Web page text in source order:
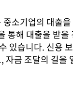
중소기업의 대출
통해 대출을 받을
있습니다. 신용
자금 조달의 길을